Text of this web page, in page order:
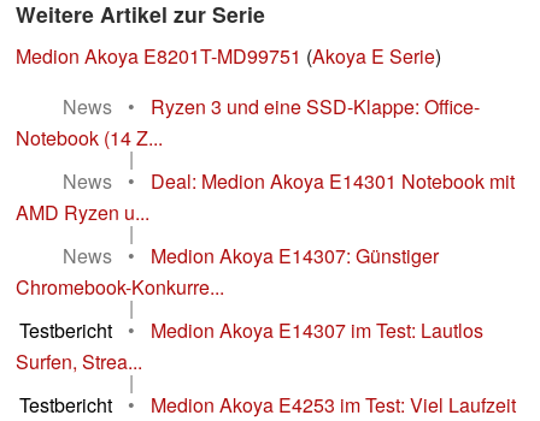
Weitere Artikel zur Serie
Medion Akoya E8201T-MD99751 (Akoya E Serie)
News
•
Ryzen 3 und eine SSD-Klappe: Office-
Notebook (14 Z...
|
News
•
Deal: Medion Akoya E14301 Notebook mit
AMD Ryzen u...
|
News
•
Medion Akoya E14307: Günstiger
Chromebook-Konkurre...
|
Testbericht
•
Medion Akoya E14307 im Test: Lautlos
Surfen, Strea...
|
Testbericht
•
Medion Akoya E4253 im Test: Viel Laufzeit